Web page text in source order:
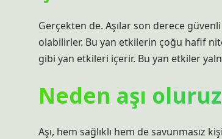
Gerçekten de. Aşılar son derece
olabilirler. Bu yan etkilerin çoğu hafif
gibi yan etkileri içerir. Bu yan etkiler
Neden aşı
Aşı, hem sağlıklı hem de savunmasız